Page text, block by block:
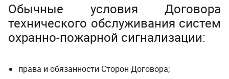
Обычные условия Договора
технического обслуживания систем
охранно-пожарной сигнализации:
права и обязанности Сторон Договора;